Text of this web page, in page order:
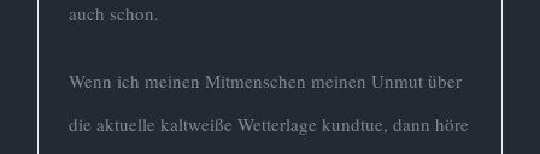
auch schon.
Wenn ich meinen Mitmenschen meinen Unmut über
die aktuelle kaltweiße Wetterlage kundtue, dann höre